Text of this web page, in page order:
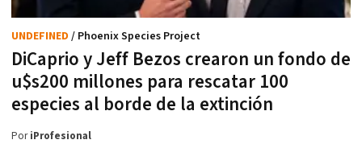
DiCaprio y Jeff Bezos crearon un fondo de
u$s200 millones para rescatar 100
especies al borde de la extinción
UNDEFINED / Phoenix Species Project
PoriProfesional